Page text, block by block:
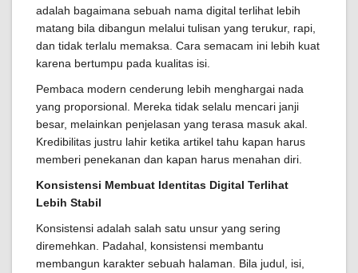
adalah bagaimana sebuah nama digital terlihat lebih
matang bila dibangun melalui tulisan yang terukur, rapi,
dan tidak terlalu memaksa. Cara semacam ini lebih kuat
karena bertumpu pada kualitas isi.
Pembaca modern cenderung lebih menghargai nada
yang proporsional. Mereka tidak selalu mencari janji
besar, melainkan penjelasan yang terasa masuk akal.
Kredibilitas justru lahir ketika artikel tahu kapan harus
memberi penekanan dan kapan harus menahan diri.
Konsistensi Membuat Identitas Digital Terlihat
Lebih Stabil
Konsistensi adalah salah satu unsur yang sering
diremehkan. Padahal, konsistensi membantu
membangun karakter sebuah halaman. Bila judul, isi,